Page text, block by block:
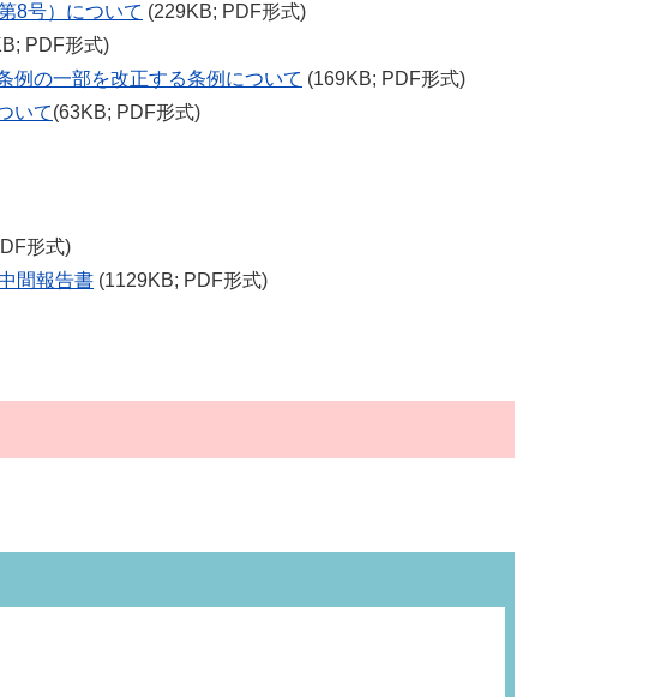
8号）について (229KB; PDF形式)
PDF形式)
の一部を改正する条例について (169KB; PDF形式)
いて(63KB; PDF形式)
形式)
間報告書 (1129KB; PDF形式)